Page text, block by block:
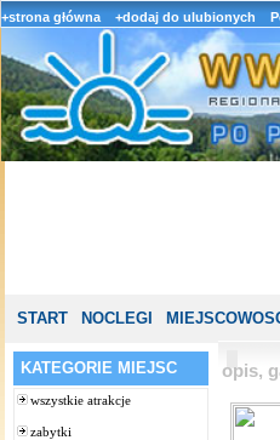
+strona główna +dodaj do ulubionych
START NOCLEGI
KATEGORIE MIEJSC
wszystkie atrakcje
zabytki
opis,